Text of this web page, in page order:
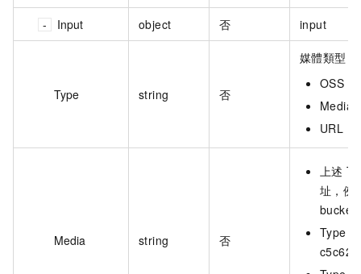
Input object 否 input
Type string 否
媒體類型
OSS
Media
URL
Media string 否
上述
址，例
Type